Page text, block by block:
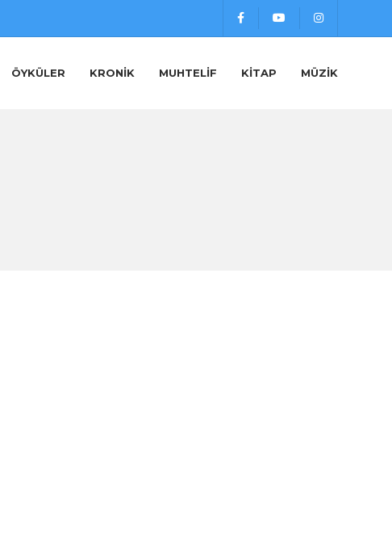
ÖYKÜLER KRONIK MUHTELIF KITAP MÜZIK